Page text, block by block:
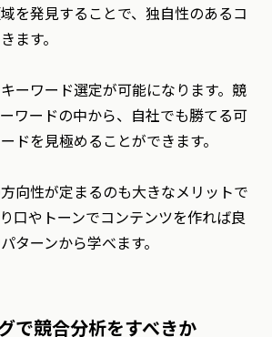
を発見することで、独自性のあるコ
ます。
ーワード選定が可能になります。競
ワードの中から、自社でも勝てる可
ドを見極めることができます。
向性が定まるのも大きなメリットで
口やトーンでコンテンツを作れば良
ターンから学べます。
で競合分析をすべきか